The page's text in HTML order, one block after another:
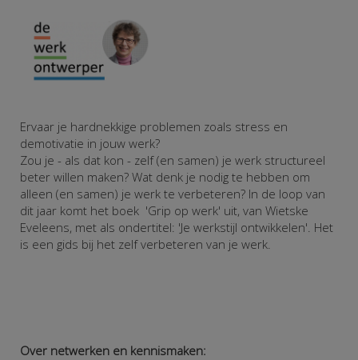
Ervaar je hardnekkige problemen zoals stress en
demotivatie in jouw werk?
Zou je - als dat kon - zelf (en samen) je werk structureel
beter willen maken? Wat denk je nodig te hebben om
alleen (en samen) je werk te verbeteren? In de loop van
dit jaar komt het boek 'Grip op werk' uit, van Wietske
Eveleens, met als ondertitel: 'Je werkstijl ontwikkelen'. Het
is een gids bij het zelf verbeteren van je werk.
Over netwerken en kennismaken: